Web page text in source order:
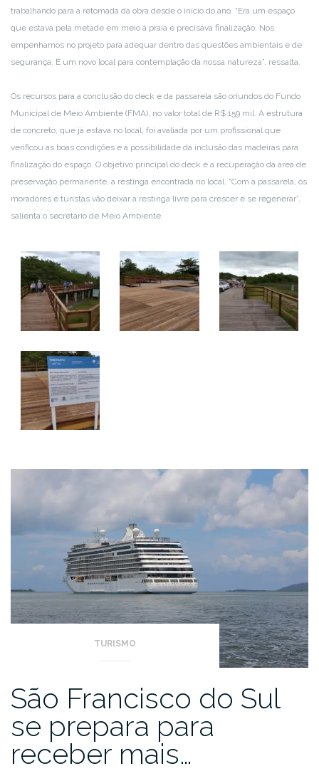
trabalhando para a retomada da obra desde o início do ano. “Era um espaço
que estava pela metade em meio à praia e precisava finalização. Nos
empenhamos no projeto para adequar dentro das questões ambientais e de
segurança. É um novo local para contemplação da nossa natureza”, ressalta.
Os recursos para a conclusão do deck e da passarela são oriundos do Fundo
Municipal de Meio Ambiente (FMA), no valor total de R$ 159 mil. A estrutura
de concreto, que já estava no local, foi avaliada por um profissional que
verificou as boas condições e a possibilidade da inclusão das madeiras para
finalização do espaço. O objetivo principal do deck é a recuperação da área de
preservação permanente, a restinga encontrada no local. “Com a passarela, os
moradores e turistas vão deixar a restinga livre para crescer e se regenerar”,
salienta o secretário de Meio Ambiente.
TURISMO
São Francisco do Sul
se prepara para
receber mais…